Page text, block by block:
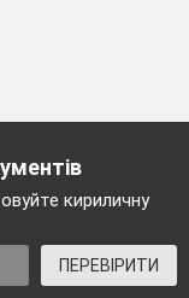
кириличну
ПЕРЕВІРИТИ